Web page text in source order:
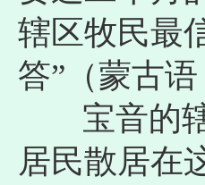
辖区牧民最
答”（蒙古
宝音的辖
居民散居在